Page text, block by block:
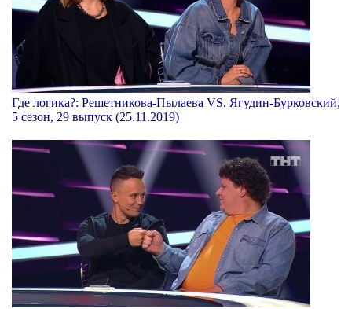
Где логика?: Решетникова-Пылаева VS. Ягудин-Бурковский,
5 сезон, 29 выпуск (25.11.2019)